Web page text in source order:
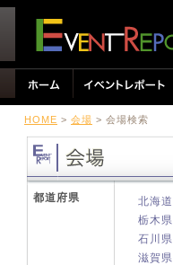
HOME > 会場 > 会場検索
都道府県 北海道
栃木県
石川県
滋賀県